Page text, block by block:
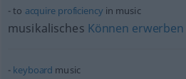
to acquire proficiencyin music
musikalisches Können erwerben
keyboard music